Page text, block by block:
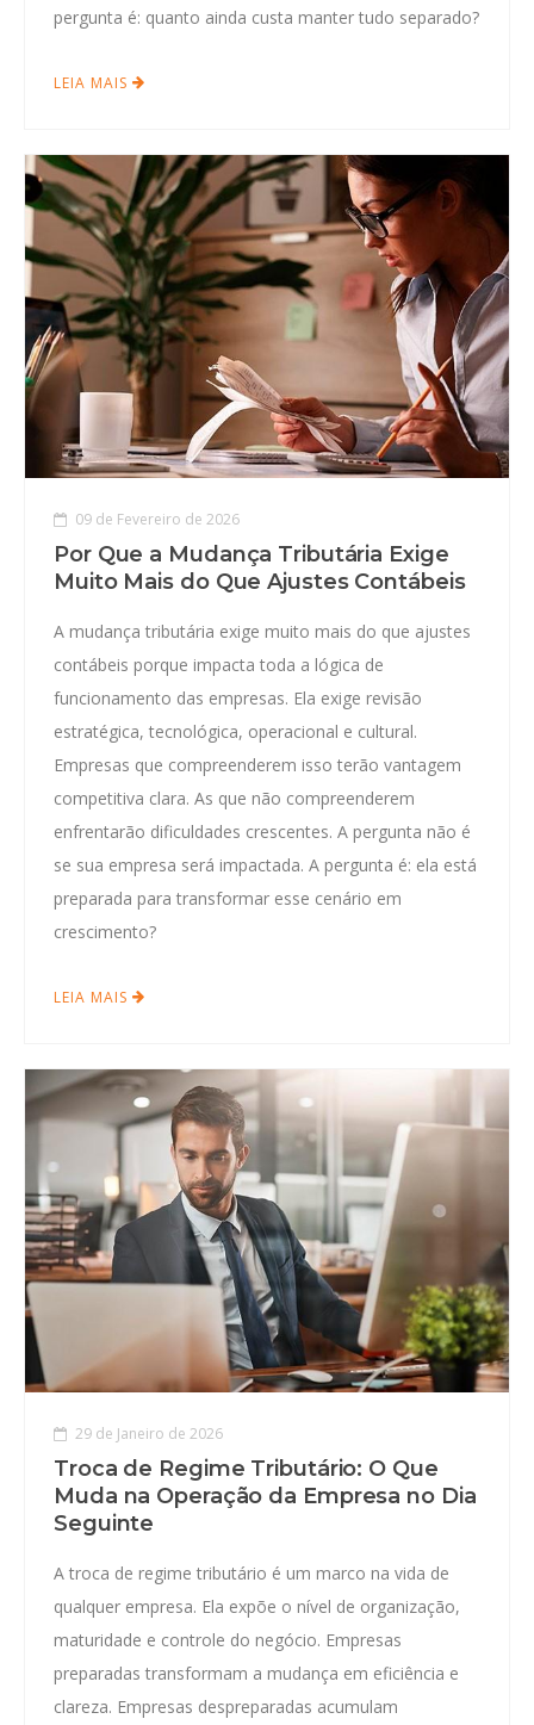
pergunta é: quanto ainda custa manter tudo separado?
LEIA MAIS
09 de Fevereiro de 2026
Por Que a Mudança Tributária Exige
Muito Mais do Que Ajustes Contábeis
A mudança tributária exige muito mais do que ajustes
contábeis porque impacta toda a lógica de
funcionamento das empresas. Ela exige revisão
estratégica, tecnológica, operacional e cultural.
Empresas que compreenderem isso terão vantagem
competitiva clara. As que não compreenderem
enfrentarão dificuldades crescentes. A pergunta não é
se sua empresa será impactada. A pergunta é: ela está
preparada para transformar esse cenário em
crescimento?
LEIA MAIS
29 de Janeiro de 2026
Troca de Regime Tributário: O Que
Muda na Operação da Empresa no Dia
Seguinte
A troca de regime tributário é um marco na vida de
qualquer empresa. Ela expõe o nível de organização,
maturidade e controle do negócio. Empresas
preparadas transformam a mudança em eficiência e
clareza. Empresas despreparadas acumulam